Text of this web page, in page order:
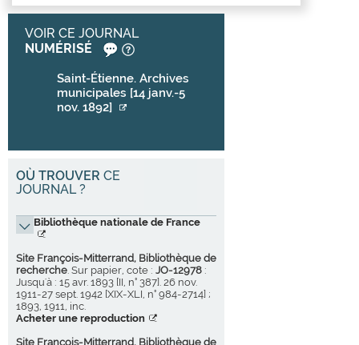
VOIR CE JOURNAL
NUMÉRISÉ
Saint-Étienne. Archives
municipales [14 janv.-5
nov. 1892]
OÙ TROUVER CE
JOURNAL ?
Bibliothèque nationale de France
Site François-Mitterrand, Bibliothèque de
recherche . Sur papier, cote : JO-12978 :
Jusqu'à : 15 avr. 1893 [II, n° 387]. 26 nov.
1911-27 sept. 1942 [XIX-XLI, n° 984-2714] ;
1893, 1911, inc.
Acheter une reproduction
Site François-Mitterrand, Bibliothèque de